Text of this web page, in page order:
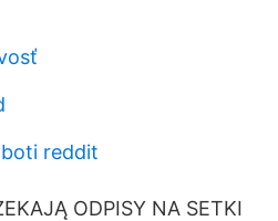
reddit
ODPISY NA SETKI